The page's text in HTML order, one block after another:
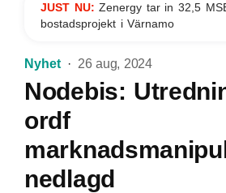
JUST NU:Zenergy tar in 32,5
bostadsprojekt i Värnamo
Nyhet 26 aug, 2024
Nodebis:
ordf
nedlagd